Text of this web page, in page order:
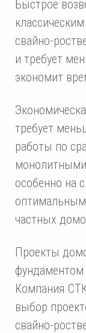
Быстрое
свайно-
и требует
экономит
требует
работы по
особенно на
частных
Проекты
фундаментом
Компания
выбор
свайно-